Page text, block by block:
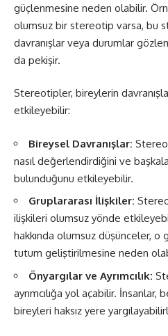
güçlenmesine neden olabilir.
olumsuz bir stereotip varsa, bu
davranışlar veya durumlar
da pekişir.
Stereotipler, bireylerin
etkileyebilir:
Bireysel Davranışlar:
nasıl değerlendirdiğini ve
bulunduğunu etkileyebilir.
Gruplararası İlişkiler:
ilişkileri olumsuz yönde
hakkında olumsuz düşünceler, o
tutum geliştirilmesine neden
Önyargılar ve Ayrımcılık:
ayrımcılığa yol açabilir.
bireyleri haksız yere